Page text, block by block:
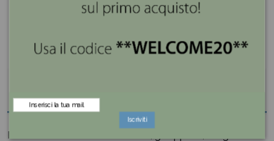
Iscriviti